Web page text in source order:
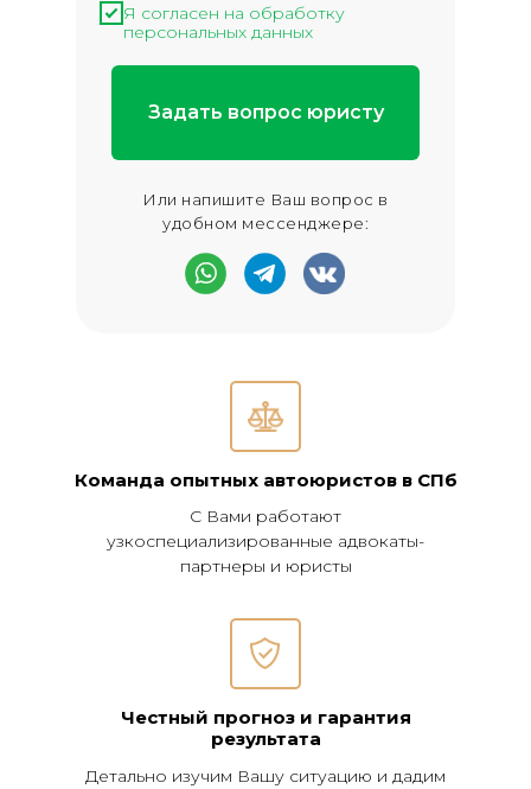
Я согласен на обработку
персональных данных
Задать вопрос юристу
Или напишите Ваш вопрос в
удобном мессенджере:
Команда опытных автоюристов в СПб
Честный прогноз и гарантия
результата
С Вами работают
узкоспециализированные адвокаты-
партнеры и юристы
Детально изучим Вашу ситуацию и дадим